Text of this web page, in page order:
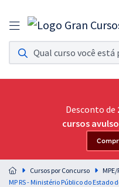
Assinatura Ilimitada 11
Acesso a todos os cursos. Teste
Assinatura OAB Até
Acesso ilimitado a toda
Residências
Preparação completa e intensiva
residências em saúde do Brasil
Desconto de
cursos
Cursos por Concurso
MPE/